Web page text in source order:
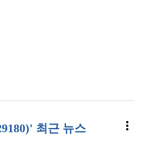
최근 뉴스 more_vert